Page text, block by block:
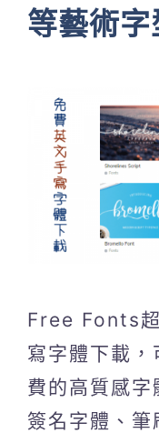
等藝術字
Free Fonts
寫字體下載
費的高質感字
簽名字體、筆